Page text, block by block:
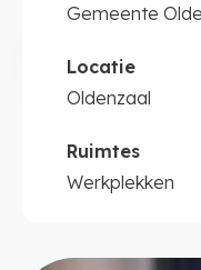
Gemeente
Locatie
Oldenzaal
Ruimtes
Werkplekken